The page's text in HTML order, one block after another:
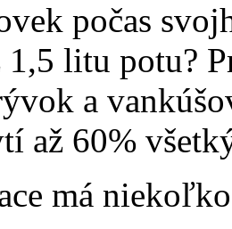
počas
1,5 litu potu?
a
až 60%
má